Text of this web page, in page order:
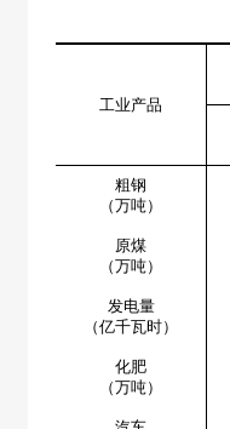
工业产品
粗钢
（万吨）
原煤
（万吨）
发电量
（亿千瓦时）
化肥
（万吨）